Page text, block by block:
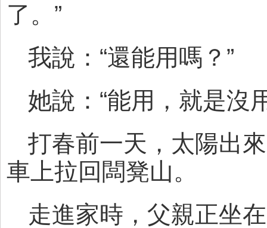
了。”
我說：“還能用嗎？”
她說：“能用，就是沒
打春前一天，太陽出
車上拉回闆凳山。
走進家時，父親正坐